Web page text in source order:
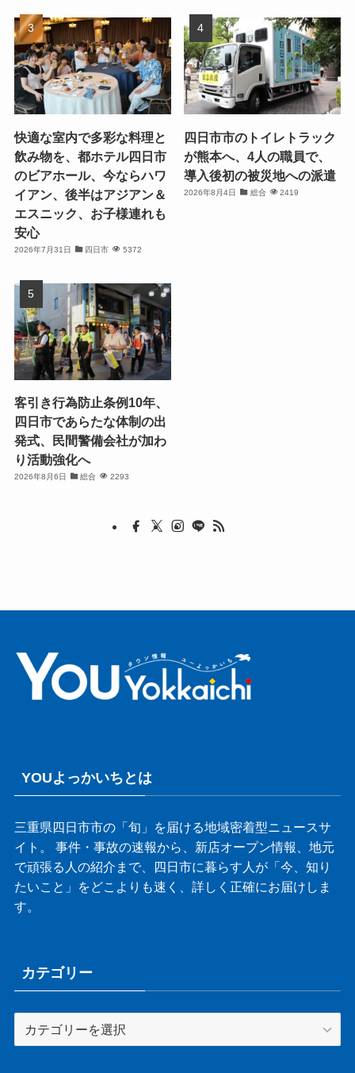
快適な室内で多彩な料理と
飲み物を、都ホテル四日市
のビアホール、今ならハワ
イアン、後半はアジアン＆
エスニック、お子様連れも
安心
2026年7月31日 四日市 5372
四日市市のトイレトラック
が熊本へ、4人の職員で、
導入後初の被災地への派遣
2026年8月4日 総合 2419
客引き行為防止条例10年、
四日市であらたな体制の出
発式、民間警備会社が加わ
り活動強化へ
2026年8月6日 総合 2293
YOUよっかいちとは
三重県四日市市の「旬」を届ける地域密着型ニュースサ
イト。 事件・事故の速報から、新店オープン情報、地元
で頑張る人の紹介まで、四日市に暮らす人が「今、知り
たいこと」をどこよりも速く、詳しく正確にお届けしま
す。
カテゴリー
テ